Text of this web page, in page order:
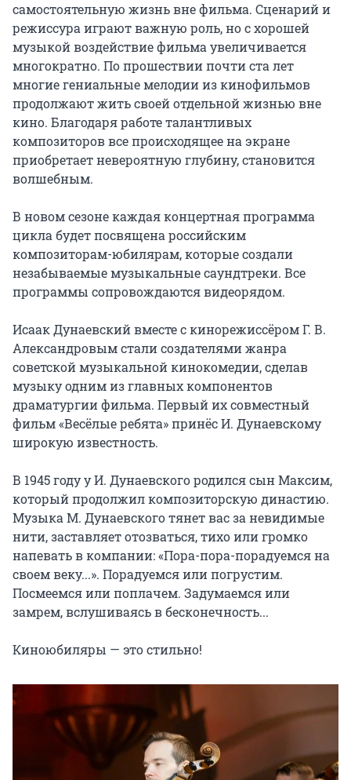
самостоятельную жизнь вне фильма. Сценарий и
режиссура играют важную роль, но с хорошей
музыкой воздействие фильма увеличивается
многократно. По прошествии почти ста лет
многие гениальные мелодии из кинофильмов
продолжают жить своей отдельной жизнью вне
кино. Благодаря работе талантливых
композиторов все происходящее на экране
приобретает невероятную глубину, становится
волшебным.
В новом сезоне каждая концертная программа
цикла будет посвящена российским
композиторам-юбилярам, которые создали
незабываемые музыкальные саундтреки. Все
программы сопровождаются видеорядом.
Исаак Дунаевский вместе с кинорежиссёром Г. В.
Александровым стали создателями жанра
советской музыкальной кинокомедии, сделав
музыку одним из главных компонентов
драматургии фильма. Первый их совместный
фильм «Весёлые ребята» принёс И. Дунаевскому
широкую известность.
В 1945 году у И. Дунаевского родился сын Максим,
который продолжил композиторскую династию.
Музыка М. Дунаевского тянет вас за невидимые
нити, заставляет отозваться, тихо или громко
напевать в компании: «Пора-пора-порадуемся на
своем веку...». Порадуемся или погрустим.
Посмеемся или поплачем. Задумаемся или
замрем, вслушиваясь в бесконечность...
Киноюбиляры — это стильно!